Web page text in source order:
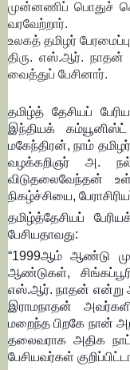
முன்னணிப் பொதுச்
வரவேற்றார்.
உலகத் தமிழர்
திரு. எஸ்.ஆர். நாதன்
வைத்துப் பேசினார்.
தமிழ்த் தேசியப்
இந்தியக்
மகேந்திரன், நாம்
வழக்கறிஞர் அ.
விடுதலைவேந்தன்
நிகழ்ச்சியை,
தமிழ்த்தேசியப்
பேசியதாவது:
“1999ஆம் ஆண்டு
ஆண்டுகள்,
எஸ்.ஆர். நாதன் என்று
இராமநாதன்
மறைந்த பிறகே நான்
தலைவராக அதிக
பேசியவர்கள்